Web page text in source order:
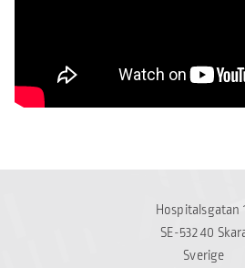
Hospitalsgatan
SE-532 40
Sverige